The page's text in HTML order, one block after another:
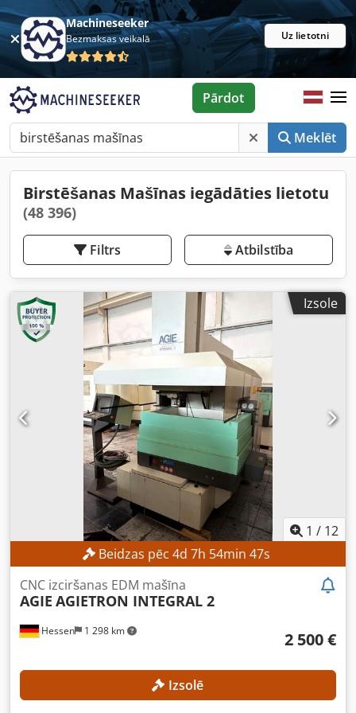
Machineseeker
Bezmaksas veikalā Uz lietotni
Meklēt
Pārdot
Birstēšanas Mašīnas iegādāties lietotu
(48 396)
Filtrs Atbilstība
Izsole
1 / 12
Beidzas pēc 4d 7h 54min 46s
Hessen 1 298 km
CNC izciršanas EDM mašīna
AGIE AGIETRON INTEGRAL 2
2 500 €
Izsolē